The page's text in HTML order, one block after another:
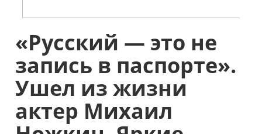
«Русский — это не
запись в паспорте».
Ушел из жизни
актер Михаил